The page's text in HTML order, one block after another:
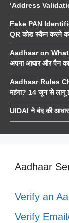
‘Address
Fake PAN
QR कोड स्कैन करने का
Aadhaar on
अपना आधार और पैन
Aadhaar Rules
महंगा? 14 जून से लागू
UIDAI ने बंद की आधार
Aadhaar
Verify an
Verify